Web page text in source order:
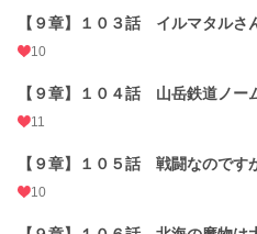
【９章】１０３話 イルマタルさ
10
【９章】１０４話 山岳鉄道ノー
11
【９章】１０５話 戦闘なので
10